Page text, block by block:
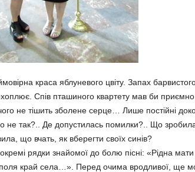
краса яблуневого цвіту. Запах
Спів пташиного квартету мав би
не тішить зболене серце… Лише постійні
не так?.. Де допустилась помилки?.. Що
що вчать, як вберегти своїх синів?
рядки знайомої до болю пісні: «Рідна
край села…». Перед очима вродливої, ще